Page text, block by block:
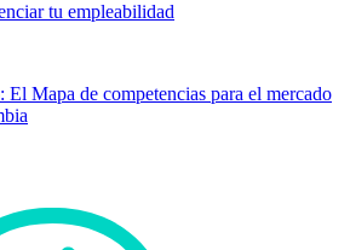
tu empleabilidad
El Mapa de competencias para el mercado